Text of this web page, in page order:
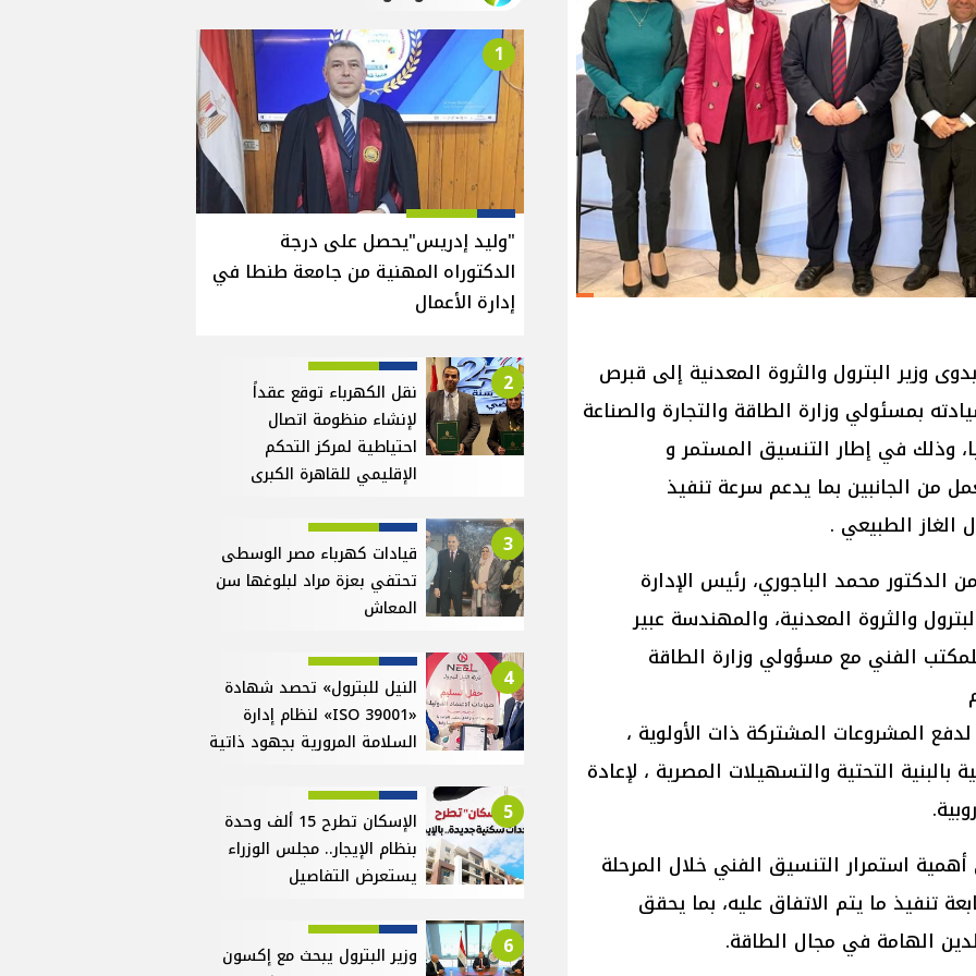
وزير البترول والثروة المعدنية إلى قبرص
بمسئولي وزارة الطاقة والتجارة والصناعة
وذلك في إطار التنسيق المستمر و
من الجانبين بما يدعم سرعة تنفيذ
الطبيعي .
محمد الباجوري، رئيس الإدارة
والثروة المعدنية، والمهندسة عبير
الفني مع مسؤولي وزارة الطاقة
المشروعات المشتركة ذات الأولوية ،
التحتية والتسهيلات المصرية ، لإعادة
أهمية استمرار التنسيق الفني خلال المرحلة
تنفيذ ما يتم الاتفاق عليه، بما يحقق
الهامة في مجال الطاقة.
1
"وليد إدريس"يحصل على درجة
الدكتوراه المهنية من جامعة طنطا في
إدارة الأعمال
2
نقل الكهرباء توقع عقداً
لإنشاء منظومة اتصال
احتياطية لمركز التحكم
الإقليمي للقاهرة الكبرى
3
قيادات كهرباء مصر الوسطى
تحتفي بعزة مراد لبلوغها سن
المعاش
4
النيل للبترول» تحصد شهادة
«ISO 39001» لنظام إدارة
السلامة المرورية بجهود ذاتية
5
الإسكان تطرح 15 ألف وحدة
بنظام الإيجار.. مجلس الوزراء
يستعرض التفاصيل
6
وزير البترول يبحث مع إكسون